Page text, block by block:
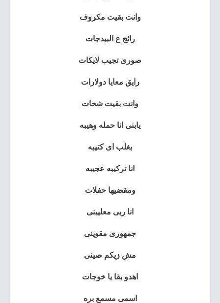
وانت بقيت مكروف
رائج ع البيدجات
صورى تجيب لايكات
رايق معايا دولارات
وانت بقيت شحات
يابنى انا حمله وهيبه
بغلب اى كتيبه
انا تركيبه عجيبه
ومقضيها حفلات
انا ربى معليينى
جمهورى مقوينى
مش زيكم صينى
اهدو بقا يا خوجات
اسمى مسمع بره